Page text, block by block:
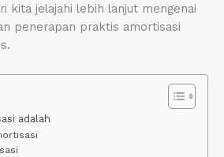
kita jelajahi lebih lanjut mengenai
penerapan praktis amortisasi
adalah